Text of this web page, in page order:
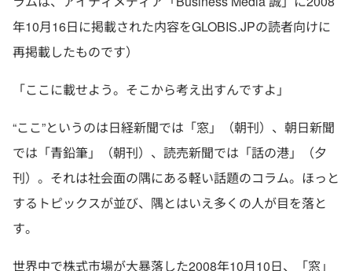
年10月16日に掲載された内容をGLOBIS.JPの読者向けに
再掲載したものです）
「ここに載せよう。そこから考え出すんですよ」
“ここ”というのは日経新聞では「窓」（朝刊）、朝日新聞
では「青鉛筆」（朝刊）、読売新聞では「話の港」（夕
刊）。それは社会面の隅にある軽い話題のコラム。ほっと
するトピックスが並び、隅とはいえ多くの人が目を落と
す。
世界中で株式市場が大暴落した2008年10月10日、「窓」